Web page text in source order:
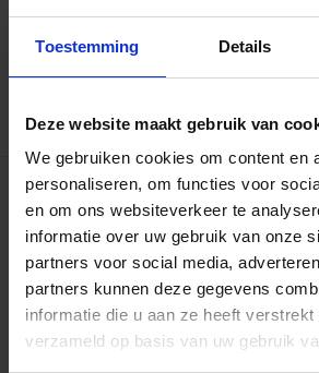
Toestemming Details
Deze website maakt gebruik van
We gebruiken cookies om content en
personaliseren, om functies voor
en om ons websiteverkeer te
informatie over uw gebruik van onze
partners voor social media,
partners kunnen deze gegevens
informatie die u aan ze heeft verstrekt
verzameld op basis van uw gebruik
IN WINKELWAGEN